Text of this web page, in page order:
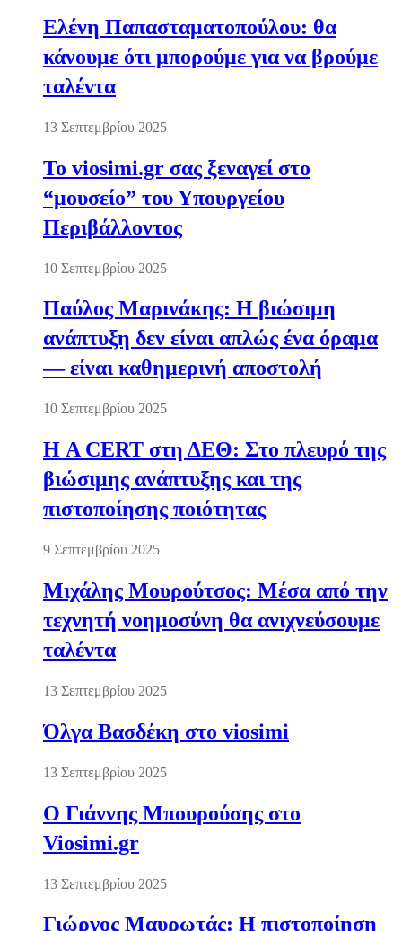
Ελένη Παπασταματοπούλου: θα
κάνουμε ότι μπορούμε για να βρούμε
ταλέντα
13 Σεπτεμβρίου 2025
Το viosimi.gr σας ξεναγεί στο
“μουσείο” του Υπουργείου
Περιβάλλοντος
10 Σεπτεμβρίου 2025
Παύλος Μαρινάκης: Η βιώσιμη
ανάπτυξη δεν είναι απλώς ένα όραμα
— είναι καθημερινή αποστολή
10 Σεπτεμβρίου 2025
Η A CERT στη ΔΕΘ: Στο πλευρό της
βιώσιμης ανάπτυξης και της
πιστοποίησης ποιότητας
9 Σεπτεμβρίου 2025
Μιχάλης Μουρούτσος: Μέσα από την
τεχνητή νοημοσύνη θα ανιχνεύσουμε
ταλέντα
13 Σεπτεμβρίου 2025
Όλγα Βασδέκη στο viosimi
13 Σεπτεμβρίου 2025
Ο Γιάννης Μπουρούσης στο
Viosimi.gr
13 Σεπτεμβρίου 2025
Γιώργος Μαυρωτάς: Η πιστοποίηση